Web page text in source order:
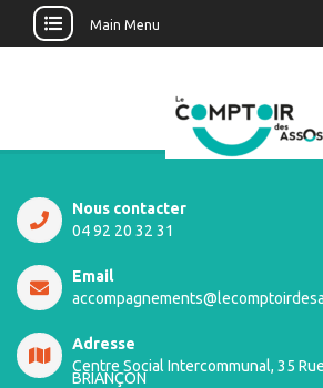
Main Menu
Nous contacter
04 92 20 32 31
Email
Adresse
Centre Social Intercommunal, 35
BRIANÇON